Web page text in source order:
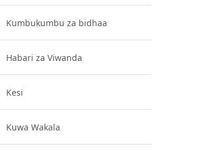
Kumbukumbu za bidhaa
Habari za Viwanda
Kesi
Kuwa Wakala